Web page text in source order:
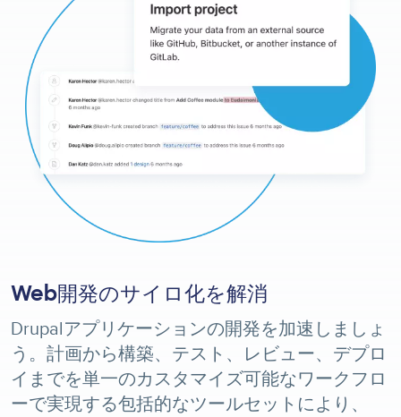
Web開発のサイロ化を解消
Drupalアプリケーションの開発を加速しましょ
う。計画から構築、テスト、レビュー、デプロ
イまでを単一のカスタマイズ可能なワークフロ
ーで実現する包括的なツールセットにより、